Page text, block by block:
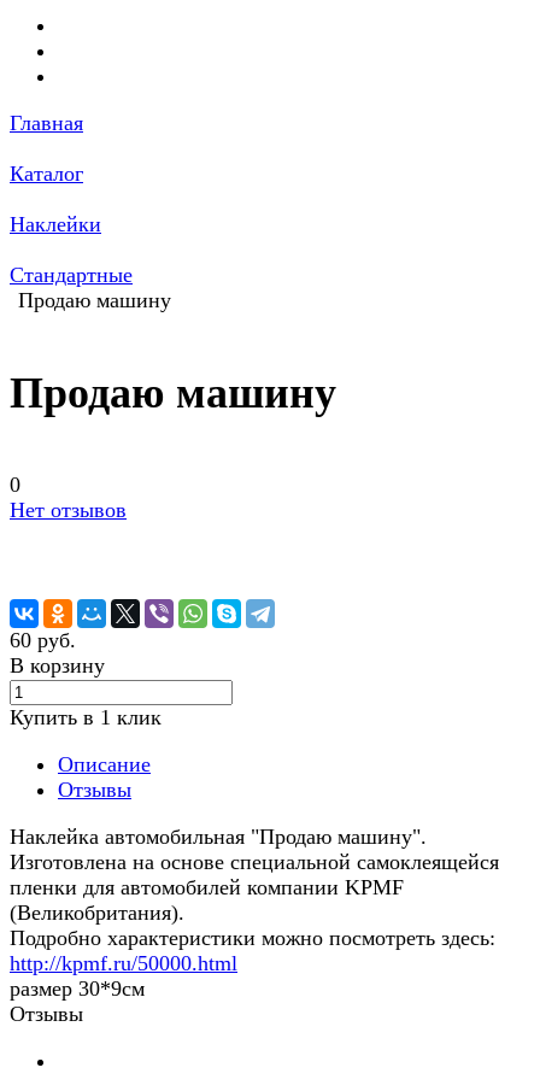
Главная
Каталог
Наклейки
Стандартные
Продаю машину
Продаю машину
0
Нет отзывов
60 руб.
В корзину
Купить в 1 клик
Описание
Отзывы
Наклейка автомобильная "Продаю машину".
Изготовлена на основе специальной самоклеящейся
пленки для автомобилей компании KPMF
(Великобритания).
Подробно характеристики можно посмотреть здесь:
http://kpmf.ru/50000.html
размер 30*9см
Отзывы